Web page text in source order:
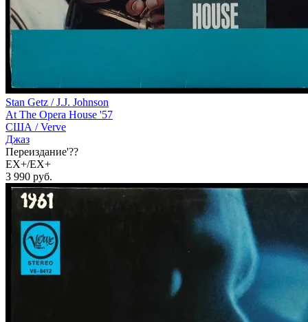
Stan Getz / J.J. Johnson
At The Opera House '57
США /Verve
Джаз
Переиздание'??
EX+/EX+
3 990 руб.